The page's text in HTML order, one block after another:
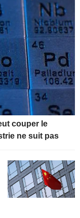
couper le
ne suit pas